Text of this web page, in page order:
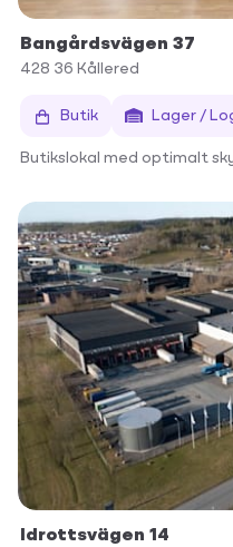
Bangårdsvägen 37
428 36 Kållered
Butik Lager /
Butikslokal med optimalt
Idrottsvägen 14